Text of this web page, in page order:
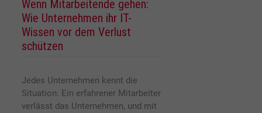
Wenn Mitarbeitende gehen:
Wie Unternehmen ihr IT-
Wissen vor dem Verlust
schützen
Jedes Unternehmen kennt die
Situation: Ein erfahrener Mitarbeiter
verlässt das Unternehmen, und mit